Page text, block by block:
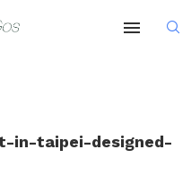
in-taipei-designed-